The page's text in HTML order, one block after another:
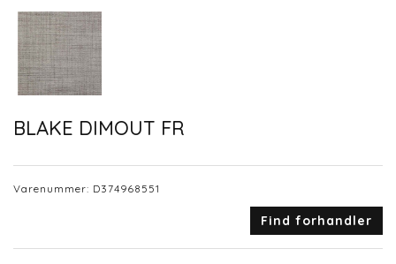
BLAKE DIMOUT FR
Varenummer: D374968551
Find forhandler